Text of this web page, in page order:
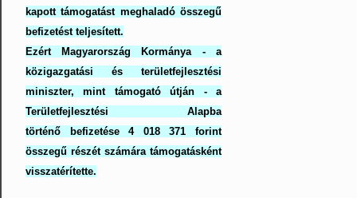
kapott támogatást meghaladó összegű
befizetést teljesített.
Ezért Magyarország Kormánya - a
közigazgatási és területfejlesztési
miniszter, mint támogató útján - a
Területfejlesztési Alapba
történő befizetése 4 018 371 forint
összegű részét számára támogatásként
visszatérítette.